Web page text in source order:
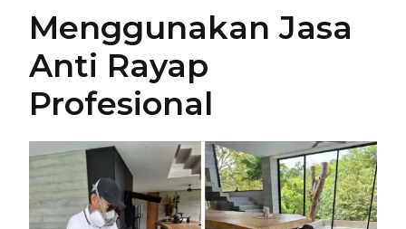
Menggunakan Jasa
Anti Rayap
Profesional